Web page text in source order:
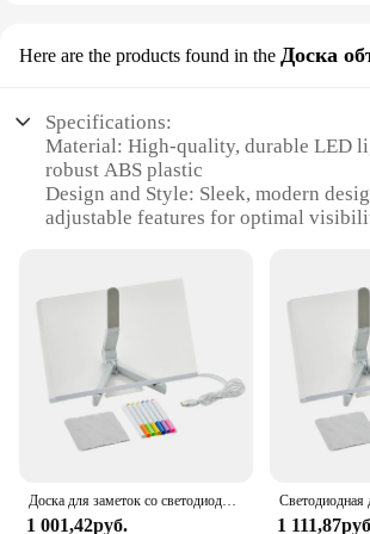
Here are the products found in the Доска
Specifications:
Material: High-quality, durable LED
robust ABS plastic
Design and Style: Sleek, modern
adjustable features for optimal
Performance and Property: Energy-
Parts and Accessories: Comes with all
parts for easy setup and maintenance
Applicable People: Perfect for
and suppliers looking to enhance
efforts
**Versatile Advertising Solution**
The Adjustable Light Up Доска
1 001,42руб. 1